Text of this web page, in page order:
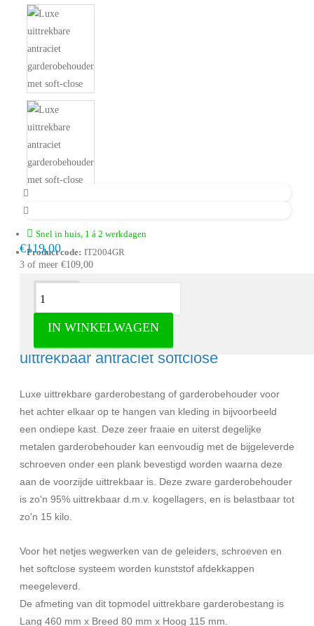
Snel in huis, 1 á 2 werkdagen
Product code: IT2004GR
€119,00
3 of meer €109,00
IN WINKELWAGEN
Omschrijving
Milano Luxurious garderobehouder
uittrekbaar antraciet softclose
Luxe uittrekbare garderobestang of garderobehouder voor
het achter elkaar op te hangen van kleding in bijvoorbeeld
een ondiepe kast. Deze zeer fraaie en uiterst degelijke
metalen garderobehouder kan eenvoudig met de bijgeleverde
schroeven onder een plank bevestigd worden waarna deze
aan de voorzijde uittrekbaar is. Deze zware garderobehouder
is zo'n 95% uittrekbaar d.m.v. kogellagers, en is belastbaar tot
zo'n 15 kilo.
Voor het netjes wegwerken van de geleiders, schroeven en
het softclose systeem worden kunststof afdekkappen
meegeleverd.
De afmeting van dit topmodel uittrekbare garderobestang is
Lang 460 mm x Breed 80 mm x Hoog 115 mm.